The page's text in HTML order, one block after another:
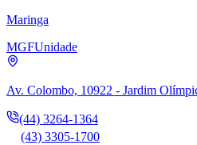
Maringa
MGFUnidade
Av. Colombo, 10922 - Jardim
(44) 3264-1364
(43) 3305-1700